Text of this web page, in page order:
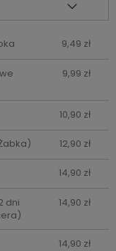
9,49 zł
9,99 zł
10,90 zł
12,90 zł
14,90 zł
dni
14,90 zł
14,90 zł